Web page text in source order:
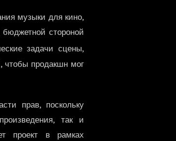
музыки для кино,
стороной
задачи сцены,
чтобы продакшн мог
прав, поскольку
так и
проект в рамках